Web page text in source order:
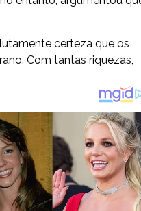
certeza que os
Com tantas riquezas,